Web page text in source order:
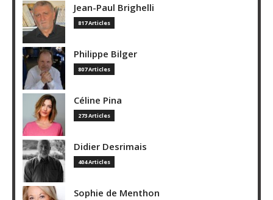
Jean-Paul Brighelli
817 Articles
Philippe Bilger
807 Articles
Céline Pina
273 Articles
Didier Desrimais
404 Articles
Sophie de Menthon